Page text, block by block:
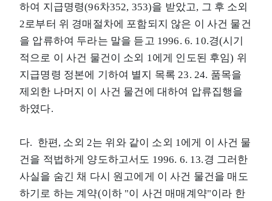
하여 지급명령(96차352, 353)을 받았고, 그 후 소외
2로부터 위 경매절차에 포함되지 않은 이 사건 물건
을 압류하여 두라는 말을 듣고 1996. 6. 10.경(시기
적으로 이 사건 물건이 소외 1에게 인도된 후임) 위
지급명령 정본에 기하여 별지 목록 23. 24. 품목을
제외한 나머지 이 사건 물건에 대하여 압류집행을
하였다.
다. 한편, 소외 2는 위와 같이 소외 1에게 이 사건 물
건을 적법하게 양도하고서도 1996. 6. 13.경 그러한
사실을 숨긴 채 다시 원고에게 이 사건 물건을 매도
하기로 하는 계약(이하 "이 사건 매매계약"이라 한